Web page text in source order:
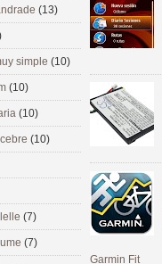
Garmin Fit
(13)
simple (10)
(10)
(10)
(10)
(7)
(7)